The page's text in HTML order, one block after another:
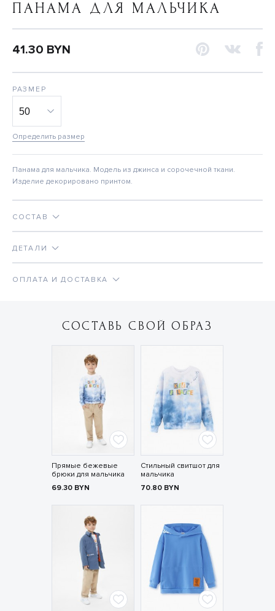
ПАНАМА ДЛЯ МАЛЬЧИКА
41.30 BYN
РАЗМЕР
Определить размер
Панама для мальчика. Модель из джинса и сорочечной ткани.
Изделие декорировано принтом.
СОСТАВ
ДЕТАЛИ
ОПЛАТА И ДОСТАВКА
СОСТАВЬ СВОЙ ОБРАЗ
Прямые бежевые
брюки для мальчика
69.30 BYN
Стильный свитшот для
мальчика
70.80 BYN